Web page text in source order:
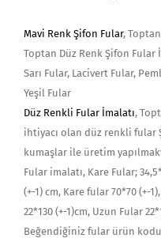
Mavi Renk Şifon Fular,
Toptan Düz Renk Şifon Fular
Sarı Fular, Lacivert Fular,
Yeşil Fular
Düz Renkli Fular İmalatı,
ihtiyacı olan düz renkli fular
kumaşlar ile üretim
Fular imalatı, Kare Fular;
(+-1) cm, Kare fular 70*70 (+-
22*130 (+-1)cm, Uzun Fular
Beğendiğiniz fular ürün